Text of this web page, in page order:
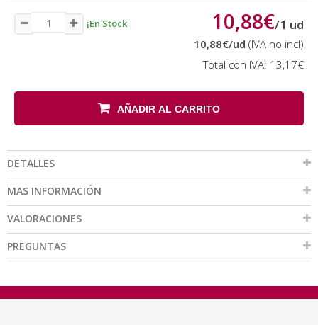
¡En Stock 10,88€/1 ud
10,88€/ud (IVA no incl)
Total con IVA: 13,17€
AÑADIR AL CARRITO
DETALLES
MAS INFORMACIÓN
VALORACIONES
PREGUNTAS